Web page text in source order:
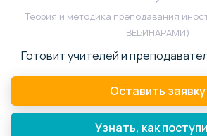
Теория и методика преподавания
ВЕБИНАРАМИ)
Готовит учителей и
Оставить заявку
Узнать, как